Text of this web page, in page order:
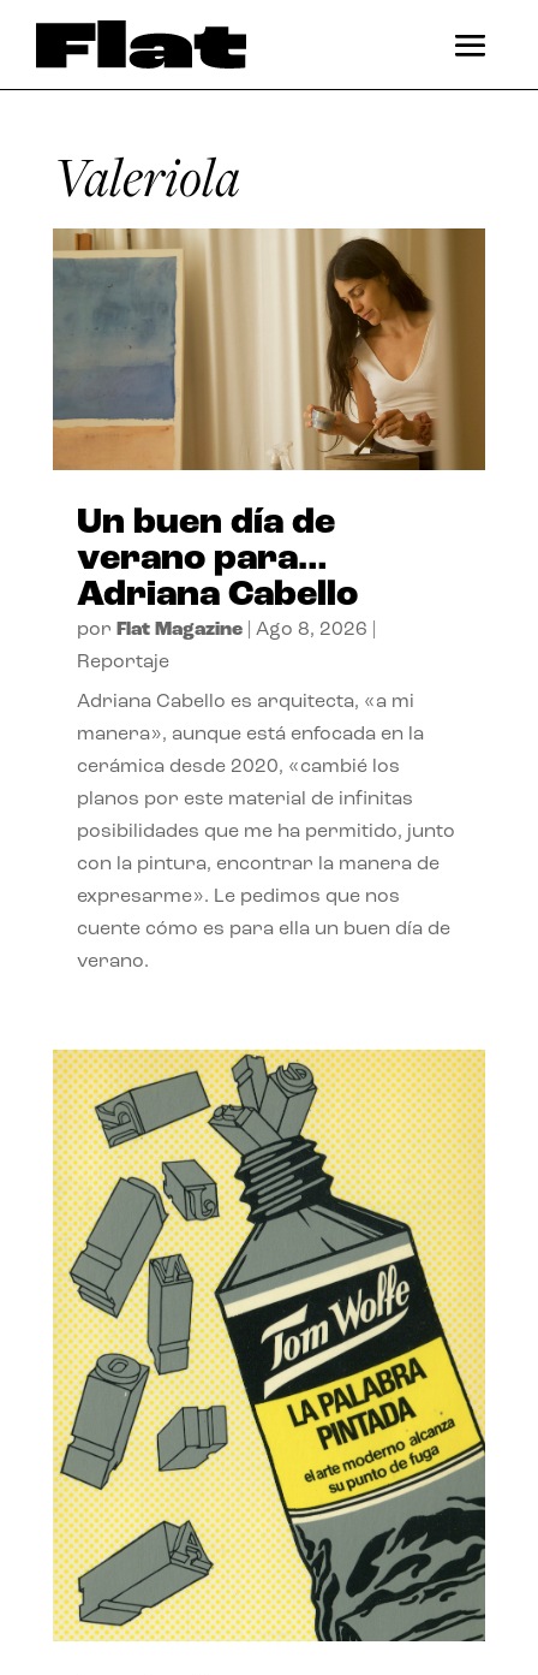
Valeriola
Un buen día de
verano para…
Adriana Cabello
por Flat Magazine| Ago 8, 2026
Reportaje
Adriana Cabello es arquitecta, «a mi
manera», aunque está enfocada en la
cerámica desde 2020, «cambié los
planos por este material de infinitas
posibilidades que me ha permitido, junto
con la pintura, encontrar la manera de
expresarme». Le pedimos que nos
cuente cómo es para ella un buen día de
verano.